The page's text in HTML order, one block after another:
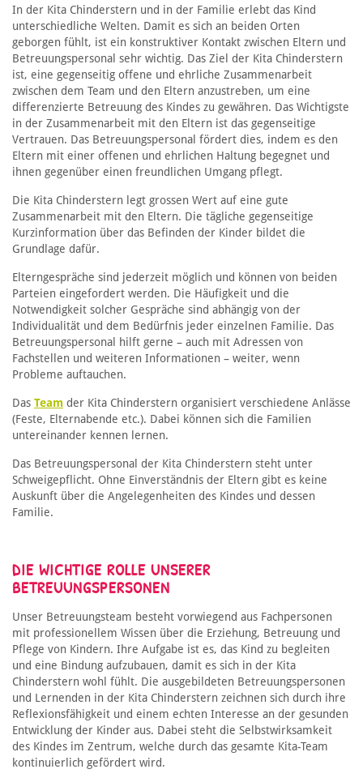
In der Kita Chinderstern und in der Familie erlebt das Kind
unterschiedliche Welten. Damit es sich an beiden Orten
geborgen fühlt, ist ein konstruktiver Kontakt zwischen Eltern und
Betreuungspersonal sehr wichtig. Das Ziel der Kita Chinderstern
ist, eine gegenseitig offene und ehrliche Zusammenarbeit
zwischen dem Team und den Eltern anzustreben, um eine
differenzierte Betreuung des Kindes zu gewähren. Das Wichtigste
in der Zusammenarbeit mit den Eltern ist das gegenseitige
Vertrauen. Das Betreuungspersonal fördert dies, indem es den
Eltern mit einer offenen und ehrlichen Haltung begegnet und
ihnen gegenüber einen freundlichen Umgang pflegt.
Die Kita Chinderstern legt grossen Wert auf eine gute
Zusammenarbeit mit den Eltern. Die tägliche gegenseitige
Kurzinformation über das Befinden der Kinder bildet die
Grundlage dafür.
Elterngespräche sind jederzeit möglich und können von beiden
Parteien eingefordert werden. Die Häufigkeit und die
Notwendigkeit solcher Gespräche sind abhängig von der
Individualität und dem Bedürfnis jeder einzelnen Familie. Das
Betreuungspersonal hilft gerne – auch mit Adressen von
Fachstellen und weiteren Informationen – weiter, wenn
Probleme auftauchen.
Das Team der Kita Chinderstern organisiert verschiedene Anlässe
(Feste, Elternabende etc.). Dabei können sich die Familien
untereinander kennen lernen.
Das Betreuungspersonal der Kita Chinderstern steht unter
Schweigepflicht. Ohne Einverständnis der Eltern gibt es keine
Auskunft über die Angelegenheiten des Kindes und dessen
Familie.
DIE WICHTIGE ROLLE UNSERER
BETREUUNGSPERSONEN
Unser Betreuungsteam besteht vorwiegend aus Fachpersonen
mit professionellem Wissen über die Erziehung, Betreuung und
Pflege von Kindern. Ihre Aufgabe ist es, das Kind zu begleiten
und eine Bindung aufzubauen, damit es sich in der Kita
Chinderstern wohl fühlt. Die ausgebildeten Betreuungspersonen
und Lernenden in der Kita Chinderstern zeichnen sich durch ihre
Reflexionsfähigkeit und einem echten Interesse an der gesunden
Entwicklung der Kinder aus. Dabei steht die Selbstwirksamkeit
des Kindes im Zentrum, welche durch das gesamte Kita-Team
kontinuierlich gefördert wird.